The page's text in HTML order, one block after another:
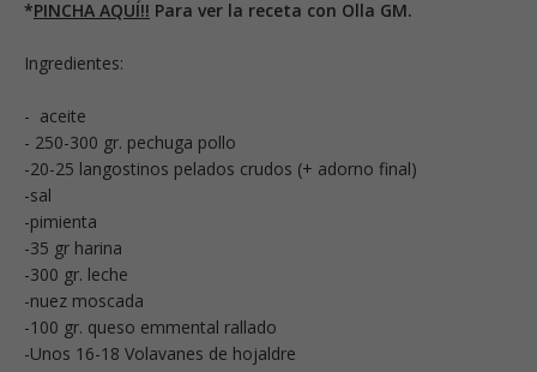
*PINCHA AQUÍ!! Para ver la receta con Olla GM.
Ingredientes:
- aceite
- 250-300 gr. pechuga pollo
-20-25 langostinos pelados crudos (+ adorno final)
-sal
-pimienta
-35 gr harina
-300 gr. leche
-nuez moscada
-100 gr. queso emmental rallado
-Unos 16-18 Volavanes de hojaldre